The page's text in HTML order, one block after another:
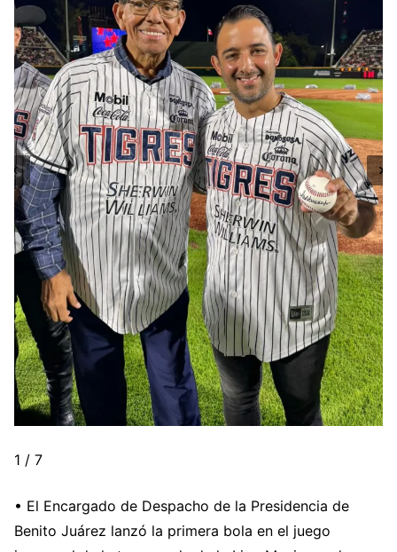
1 / 7
• El Encargado de Despacho de la Presidencia de
Benito Juárez lanzó la primera bola en el juego